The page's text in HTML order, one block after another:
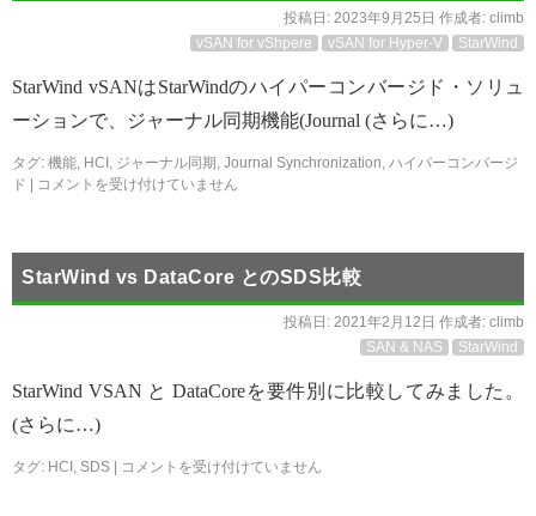
投稿日: 2023年9月25日 作成者: climb
vSAN for vShpere
vSAN for Hyper-V StarWind
StarWind vSANはStarWindのハイパーコンバージド・ソリュ
ーションで、ジャーナル同期機能(Journal (さらに…)
タグ: 機能, HCI , ジャーナル同期 , Journal Synchronization, ハイパーコンバージ
ド
コメントを受け付けていません
StarWind vs DataCore とのSDS比較
投稿日: 2021年2月12日 作成者: climb
SAN & NAS
StarWind
StarWind VSAN と DataCoreを要件別に比較してみました。
(さらに…)
タグ: HCI , SDS コメントを受け付けていません